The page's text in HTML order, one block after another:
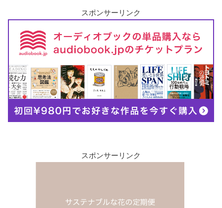
スポンサーリンク
スポンサーリンク